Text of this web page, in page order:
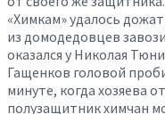
«Химкам» удалось
из домодедовцев
оказался у Николая
Гащенков головой
минуте, когда хозяева
полузащитник химчан